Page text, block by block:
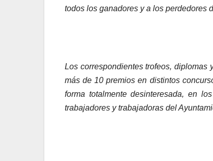
todos los ganadores y a los perdedores
Los correspondientes trofeos,
más de 10 premios en distintos
forma totalmente desinteresada, en
trabajadores y trabajadoras del